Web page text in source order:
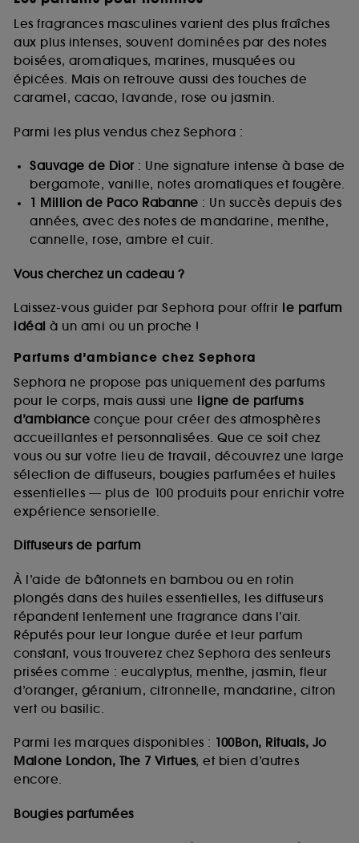
Les fragrances masculines varient des plus fraîches
aux plus intenses, souvent dominées par des notes
boisées, aromatiques, marines, musquées ou
épicées. Mais on retrouve aussi des touches de
caramel, cacao, lavande, rose ou jasmin.
Parmi les plus vendus chez Sephora :
Sauvage de Dior: Une signature intense à base de
bergamote, vanille, notes aromatiques et fougère.
1 Million de Paco Rabanne : Un succès depuis des
années, avec des notes de mandarine, menthe,
cannelle, rose, ambre et cuir.
Vous cherchez un cadeau ?
Laissez-vous guider par Sephora pour offrir le parfum
idéal à un ami ou un proche !
Parfums d’ambiance chez Sephora
Sephora ne propose pas uniquement des parfums
pour le corps, mais aussi une ligne de parfums
d’ambiance conçue pour créer des atmosphères
accueillantes et personnalisées. Que ce soit chez
vous ou sur votre lieu de travail, découvrez une large
sélection de diffuseurs, bougies parfumées et huiles
essentielles — plus de 100 produits pour enrichir votre
expérience sensorielle.
Diffuseurs de parfum
À l’aide de bâtonnets en bambou ou en rotin
plongés dans des huiles essentielles, les diffuseurs
répandent lentement une fragrance dans l’air.
Réputés pour leur longue durée et leur parfum
constant, vous trouverez chez Sephora des senteurs
prisées comme : eucalyptus, menthe, jasmin, fleur
d’oranger, géranium, citronnelle, mandarine, citron
vert ou basilic.
Parmi les marques disponibles : 100Bon, Rituals, Jo
Malone London, The 7 Virtues, et bien d’autres
encore.
Bougies parfumées